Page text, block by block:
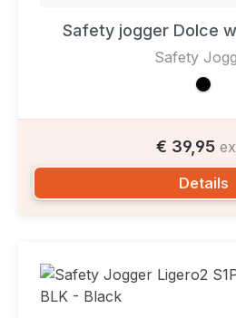
Safety jogger Dolce
Safety
€ 39,95
Details